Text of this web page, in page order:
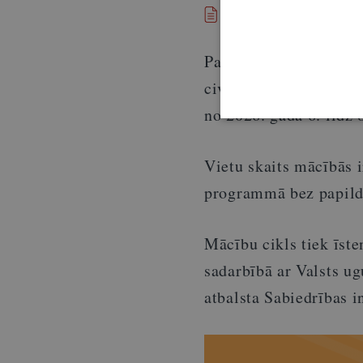
Papildu
civilās aizsardzības
no 2026. gada 6. līdz
Vietu skaits mācībās
programmā bez
Mācību cikls tiek
sadarbībā ar Valsts
atbalsta Sabiedrības